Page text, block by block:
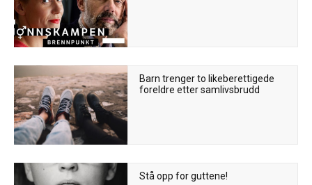
Barn trenger to likeberettigede
foreldre etter samlivsbrudd
Stå opp for guttene!